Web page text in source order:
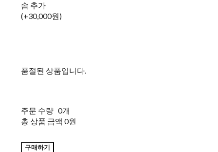
솜 추가
(+30,000원)
품절된 상품입니다.
주문 수량 0개
총 상품 금액 0원
구매하기